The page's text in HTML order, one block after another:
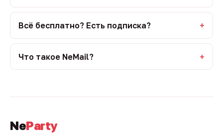
Всё бесплатно? Есть подписка?
Что такое NeMail?
NeParty